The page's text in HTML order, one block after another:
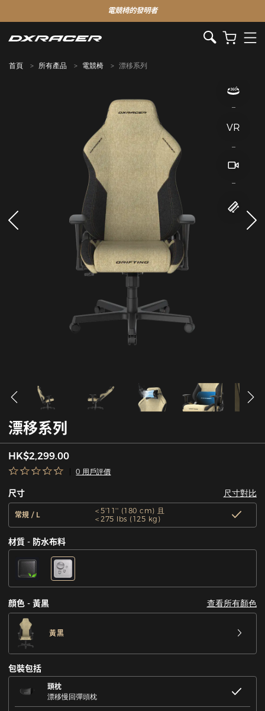
電競椅的發明者
首頁 所有產品 電競椅 漂移系列
VR
漂移系列
HK$2,299.00
0 用戶評價
尺寸 尺寸對比
常規 / L
＜5'11'' (180 cm) 且
＜275 lbs (125 kg)
材質 - 防水布料
顔色 - 黃黑 查看所有顏色
黃黑
包裝包括
頭枕
漂移慢回彈頭枕